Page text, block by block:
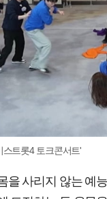
스트롯4 토크콘서트'
을 사리지 않는 예